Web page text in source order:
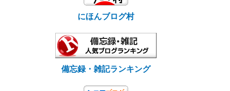
にほんブログ村
備忘録・雑記ランキング